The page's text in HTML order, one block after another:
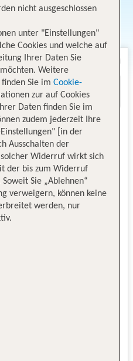
nicht ausgeschlossen
unter "Einstellungen"
Cookies und welche auf
Ihrer Daten Sie
Weitere
Sie im Cookie-
zur auf Cookies
Daten finden Sie im
zudem jederzeit Ihre
[in der
Ausschalten der
Widerruf wirkt sich
der bis zum Widerruf
Sie „Ablehnen“
verweigern, können keine
werden, nur